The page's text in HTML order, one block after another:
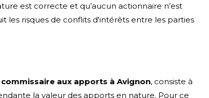
est correcte et qu’aucun actionnaire n’est
les risques de conflits d'intérêts entre les parties
commissaire aux apports à Avignon, consiste à
la valeur des apports en nature. Pour ce